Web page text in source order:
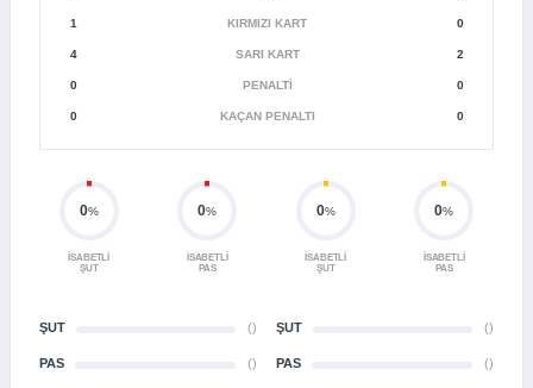
1 KIRMIZI KART 0
4 SARI KART 2
0 PENALTI 0
0 KAÇAN PENALTI 0
0%
İSABETLI
ŞUT
0%
İSABETLI
PAS
ŞUT ()
PAS ()
0%
İSABETLI
ŞUT
0%
İSABETLI
PAS
ŞUT ()
PAS ()